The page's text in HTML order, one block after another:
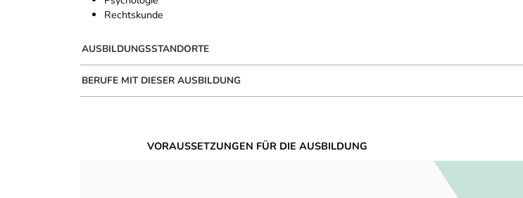
Rechtskunde
AUSBILDUNGSSTANDORTE
BERUFE MIT DIESER AUSBILDUNG
VORAUSSETZUNGEN FÜR DIE AUSBILDUNG